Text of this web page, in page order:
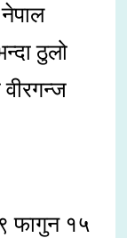
ठुलो
फागुन १५